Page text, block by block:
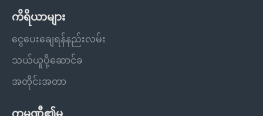
ကိရိယာများ
ငွေပေးချေရန်နည်းလမ်း
သယ်ယူပို့ဆောင်ခ
အတိုင်းအတာ